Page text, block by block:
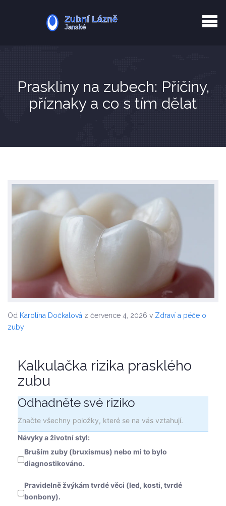
Zotavení po extrakci
Praskliny na zubech: Příčiny,
příznaky a co s tím dělat
Od Karolína Dočkalová z července 4, 2026 v Zdraví a péče o
zuby
Kalkulačka rizika prasklého
zubu
Odhadněte své riziko
Značte všechny položky, které se na vás vztahují.
Návyky a životní styl:
Bruším zuby (bruxismus) nebo mi to bylo
diagnostikováno.
Pravidelně žvýkám tvrdé věci (led, kosti, tvrdé
bonbony).